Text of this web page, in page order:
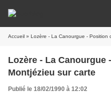
Accueil » Lozère - La Canourgue - Position
Lozère - La Canourgue
Montjézieu sur carte
Publié le 18/02/1990 à 12:02